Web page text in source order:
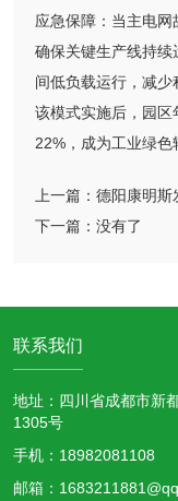
应急保障：当主电网
确保关键生产线持
间低负载运行，减少
该模式实施后，园
22%，成为工业绿色
上一篇： 德阳康明斯
下一篇： 没有了
联系我们
地址：四川省成都市新
1305号
手机：18982081108
邮箱：